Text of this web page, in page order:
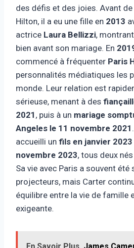
des défis et des joies. Avant
Hilton, il a eu une fille en 2013
actrice Laura Bellizzi,
bien avant son mariage. En
commencé à fréquenter Paris
personnalités médiatiques les
monde. Leur relation est
sérieuse, menant à des
2021 , puis à un mariage
Angeles le 11 novembre 2021
accueilli un fils en janvier 2023
novembre 2023, tous deux
Sa vie avec Paris a souvent été
projecteurs, mais Carter
équilibre entre la vie de famille
exigeante.
En Savoir Plus James